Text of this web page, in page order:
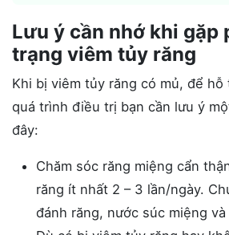
Lưu ý cần nhớ khi gặp
trạng viêm tủy răng
Khi bị viêm tủy răng có mủ, để
quá trình điều trị bạn cần lưu ý
đây:
Chăm sóc răng miệng cẩn
răng ít nhất 2 – 3 lần/ngày.
đánh răng, nước súc miệng